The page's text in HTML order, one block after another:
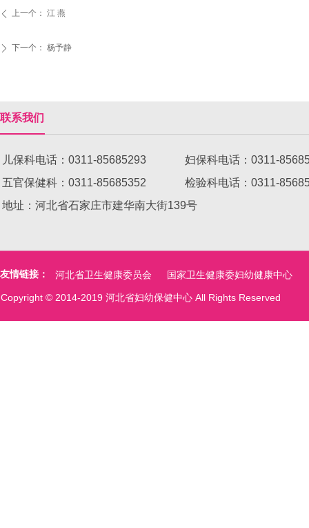
ꄴ 上一个： 江 燕
ꄲ 下一个： 杨予静
国家卫生健康委妇幼健康中心
河北省卫生健康委员会
友情链接：
Copyright © 2014-2019 河北省妇幼保健中心 All Rights Reserved
联系我们
儿保科电话：0311-85685293 妇保科电话：0311-
五官保健科：0311-85685352 检验科电话：
地址：河北省石家庄市建华南大街139号